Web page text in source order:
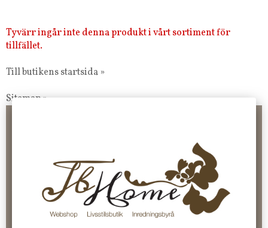
Tyvärr ingår inte denna produkt i vårt sortiment för
tillfället.
Till butikens startsida »
Sitemap »
10 % rabatt på din första order vid anmälan av nyhetsbrev, via
Faktura 0 kr. Hos oss betalar du enkelt och smidigt med KLARNA
CHECKOUT. Välj själv hur du vill betala mellan alla Klarnas
betalningstjänster. Och du kan även välja PAYSON betalningstjänst.
Nöjda kunder och strävar efter att ha snabba leveranser!